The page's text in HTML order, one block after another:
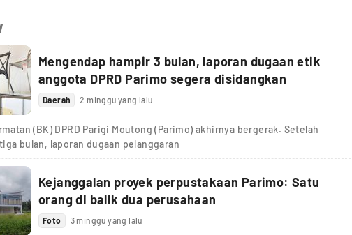
Mengendap hampir 3 bulan, laporan dugaan etik
anggota DPRD Parimo segera disidangkan
Daerah 2 minggu yang lalu
(BK) DPRD Parigi Moutong (Parimo) akhirnya bergerak. Setelah
bulan, laporan dugaan pelanggaran
Kejanggalan proyek perpustakaan Parimo: Satu
orang di balik dua perusahaan
Foto 3 minggu yang lalu